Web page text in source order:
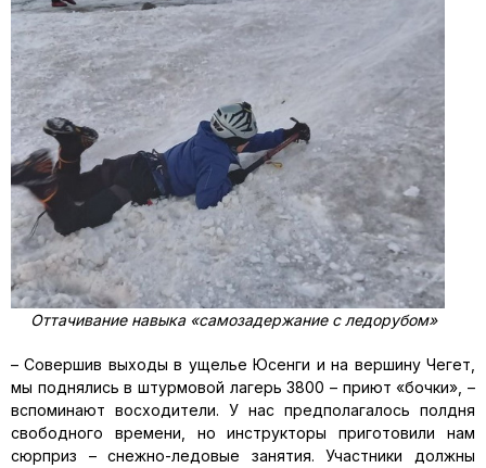
Оттачивание навыка «самозадержание с ледорубом»
– Совершив выходы в ущелье Юсенги и на вершину Чегет,
мы поднялись в штурмовой лагерь 3800 – приют «бочки», –
вспоминают восходители. У нас предполагалось полдня
свободного времени, но инструкторы приготовили нам
сюрприз – снежно-ледовые занятия. Участники должны